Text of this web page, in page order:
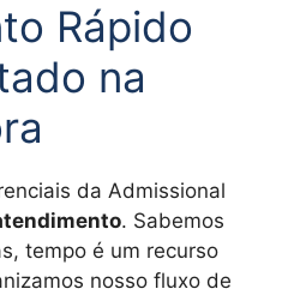
Rápido
na
da Admissional
. Sabemos
tempo é um recurso
nosso fluxo de